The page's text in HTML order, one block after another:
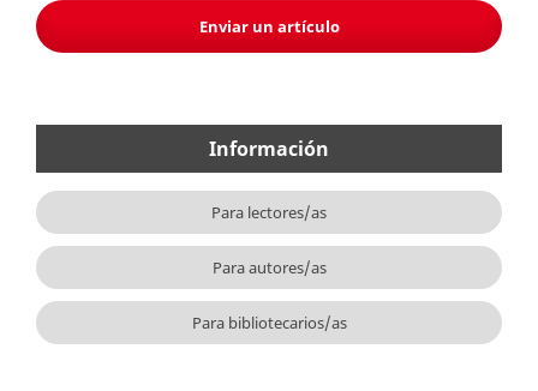
Enviar un artículo
Información
Para lectores/as
Para autores/as
Para bibliotecarios/as